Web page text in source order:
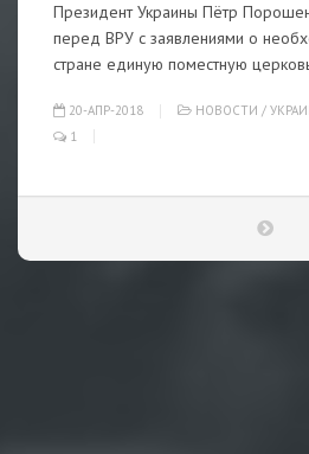
Президент Украины Пётр
перед ВРУ с заявлениями о
стране единую поместную
20-АПР-2018 НОВОСТИ /
1